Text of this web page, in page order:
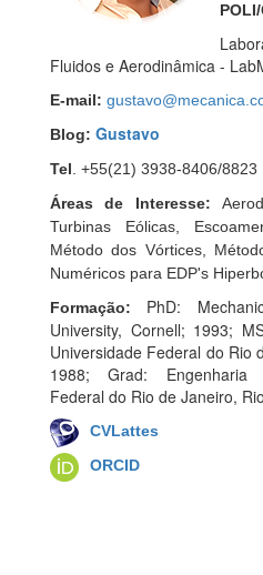
Fluidos e Aerodinâmica -
E-mail:
Blog: Gustavo
Tel. +55(21) 3938-8406/8823
Áreas de Interesse:
Turbinas Eólicas,
Método dos Vórtices,
Numéricos para EDP's
Formação: PhD:
University, Cornell; 1993;
Universidade Federal do Rio
1988; Grad: Engenharia
Federal do Rio de Janeiro,
CVLattes
ORCID